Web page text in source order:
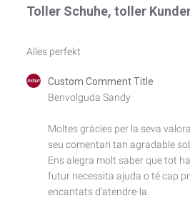
Toller Schuhe, toller
Alles perfekt
Comments
Review
Custom
Comment
Custom Comment Title
Benvolguda Sandy
Moltes gràcies per la seva
seu comentari tan agradable
Ens alegra molt saber que tot
futur necessita ajuda o té cap
encantats d’atendre-la.